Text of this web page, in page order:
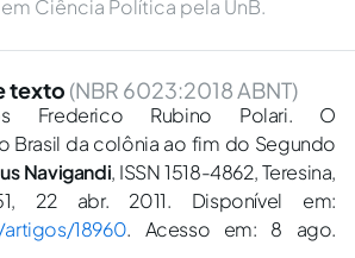
Ciência Política pela UnB.
texto (NBR 6023:2018 ABNT)
Frederico Rubino Polari. O
Brasil da colônia ao fim do Segundo
Navigandi, ISSN 1518-4862, Teresina,
22 abr. 2011. Disponível em:
18960. Acesso em: 8 ago.